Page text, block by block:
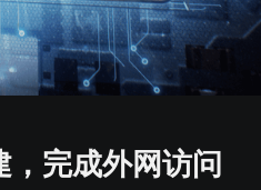
完成外网访问